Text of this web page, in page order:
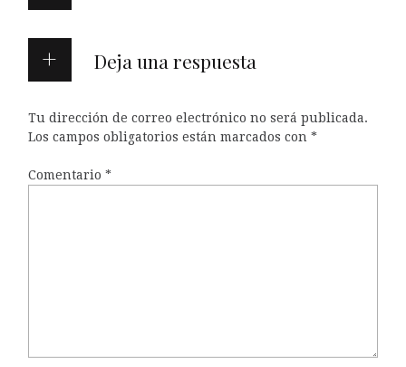
Deja una respuesta
Tu dirección de correo electrónico no será publicada.
Los campos obligatorios están marcados con *
Comentario *